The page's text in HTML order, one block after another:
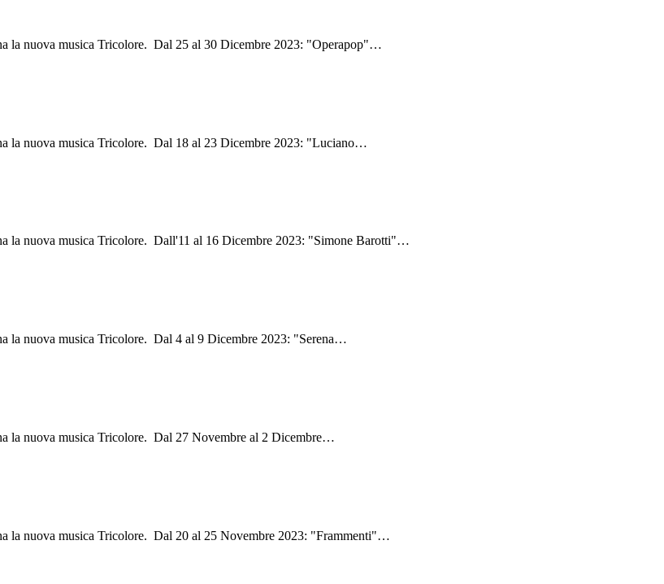
la nuova musica Tricolore. Dal 25 al 30 Dicembre 2023: "Operapop"…
la nuova musica Tricolore. Dal 18 al 23 Dicembre 2023: "Luciano…
la nuova musica Tricolore. Dall'11 al 16 Dicembre 2023: "Simone Barotti"…
la nuova musica Tricolore. Dal 4 al 9 Dicembre 2023: "Serena…
la nuova musica Tricolore. Dal 27 Novembre al 2 Dicembre…
la nuova musica Tricolore. Dal 20 al 25 Novembre 2023: "Frammenti"…